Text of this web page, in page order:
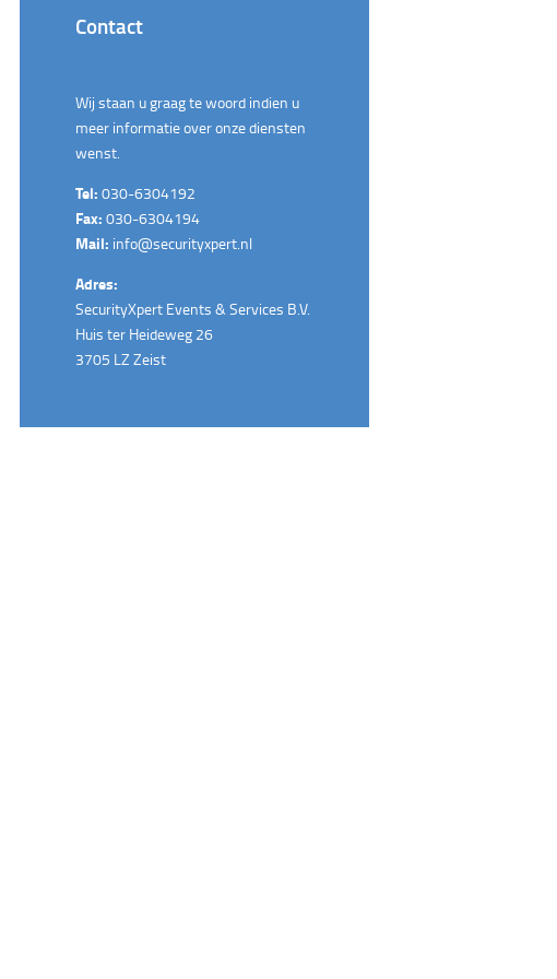
Contact
Wij staan u graag te woord indien u
meer informatie over onze diensten
wenst.
Tel: 030-6304192
Fax: 030-6304194
Mail: info@securityxpert.nl
Adres:
SecurityXpert Events & Services B.V.
Huis ter Heideweg 26
3705 LZ Zeist